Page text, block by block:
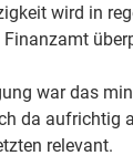
wird in
war das
da aufrichtig
relevant.